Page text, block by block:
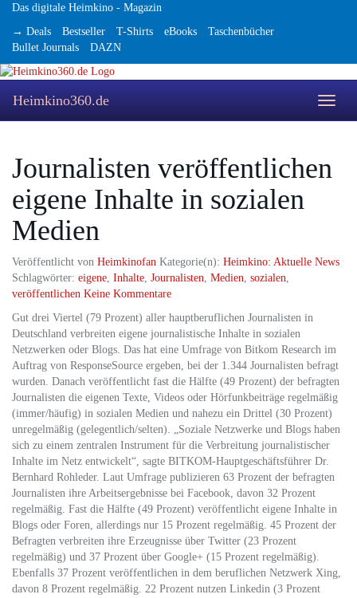
Skip
main
content
Das digitale Heimkino - Magazin
→ Deals
Bestseller T-Shirts eBooks
Taschenbücher
Bullet Journals
DAZN
Toggle
Heimkino360.de
Journalisten veröffentlichen
eigene Inhalte in sozialen
Medien
Veröffentlicht von Heimkinofan Kategorie(n): Heimkino: Aktuelle News
Schlagwörter: eigene, Inhalte, Journalisten, Medien, sozialen,
veröffentlichen Keine Kommentare
Gut drei Viertel (79 Prozent) aller hauptberuflichen Journalisten in
Deutschland verbreiten eigene journalistische Inhalte in sozialen
Netzwerken oder Blogs. Das hat eine Umfrage von Bitkom Research im
Auftrag von ResponseSource ergeben, bei der 1.344 Journalisten befragt
wurden. Danach veröffentlicht fast die Hälfte (49 Prozent) der befragten
Journalisten die eigenen Texte, Videos oder Hörfunkbeiträge regelmäßig
(immer/häufig) in sozialen Medien und nahezu ein Drittel (30 Prozent)
unregelmäßig (gelegentlich/selten). „Soziale Netzwerke und Blogs haben
sich zu einem zentralen Instrument für die Verbreitung journalistischer
Inhalte im Netz entwickelt“, sagte BITKOM-Hauptgeschäftsführer Dr.
Bernhard Rohleder. Laut Umfrage publizieren 63 Prozent der befragten
Journalisten ihre Arbeitsergebnisse bei Facebook, davon 32 Prozent
regelmäßig. Fast die Hälfte (49 Prozent) veröffentlicht eigene Inhalte in
Blogs oder Foren, allerdings nur 15 Prozent regelmäßig. 45 Prozent der
Befragten verbreiten ihre Erzeugnisse über Twitter (23 Prozent
regelmäßig) und 37 Prozent über Google+ (15 Prozent regelmäßig).
Ebenfalls 37 Prozent veröffentlichen in dem beruflichen Netzwerk Xing,
davon 8 Prozent regelmäßig. 22 Prozent nutzen Linkedin (3 Prozent